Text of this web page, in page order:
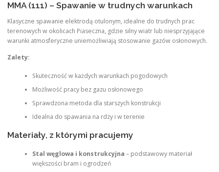
MMA (111) – Spawanie w trudnych warunkach
Klasyczne spawanie elektrodą otulonym, idealne do trudnych prac
terenowych w okolicach Piaseczna, gdzie silny wiatr lub niesprzyjające
warunki atmosferyczne uniemożliwiają stosowanie gazów osłonowych.
Zalety:
Skuteczność w każdych warunkach pogodowych
Możliwość pracy bez gazu osłonowego
Sprawdzona metoda dla starszych konstrukcji
Idealna do spawania na rdzy i w terenie
Materiały, z którymi pracujemy
Stal węglowa i konstrukcyjna – podstawowy materiał
większości bram i ogrodzeń